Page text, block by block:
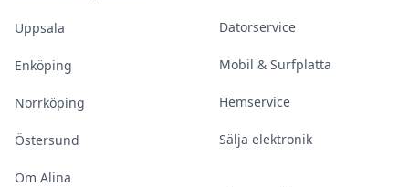
Uppsala
Enköping
Norrköping
Östersund
Om Alina
Datorservice
Mobil & Surfplatta
Hemservice
Sälja elektronik